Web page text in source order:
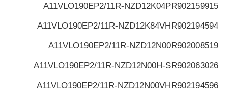
R902159915
A11VLO190EP2/11R-NZD12K04P
R902194594
A11VLO190EP2/11R-NZD12K84VH
R902008519
A11VLO190EP2/11R-NZD12N00
R902063026
A11VLO190EP2/11R-NZD12N00H-S
R902194596
A11VLO190EP2/11R-NZD12N00VH